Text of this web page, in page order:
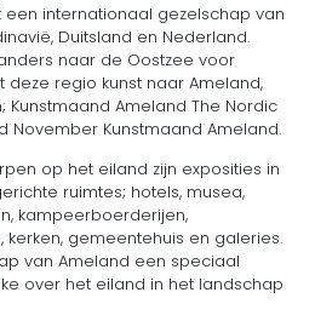
internationaal gezelschap van
Duitsland en Nederland.
naar de Oostzee voor
deze regio kunst naar Ameland,
Kunstmaand Ameland The Nordic
November Kunstmaand Ameland.
op het eiland zijn exposities in
ruimtes; hotels, musea,
kampeerboerderijen,
gemeentehuis en galeries.
van Ameland een speciaal
over het eiland in het landschap